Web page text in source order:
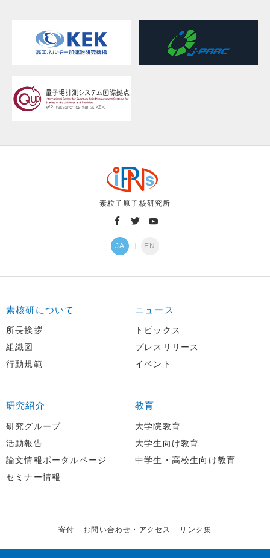
素粒子原子核研究所
JA EN
素核研について
所長挨拶
組織図
行動規範
ニュース
トピックス
プレスリリース
イベント
研究紹介
研究グループ
活動報告
論文情報ポータルページ
セミナー情報
教育
大学院教育
大学生向け教育
中学生・高校生向け教育
寄付 お問い合わせ・アクセス リンク集